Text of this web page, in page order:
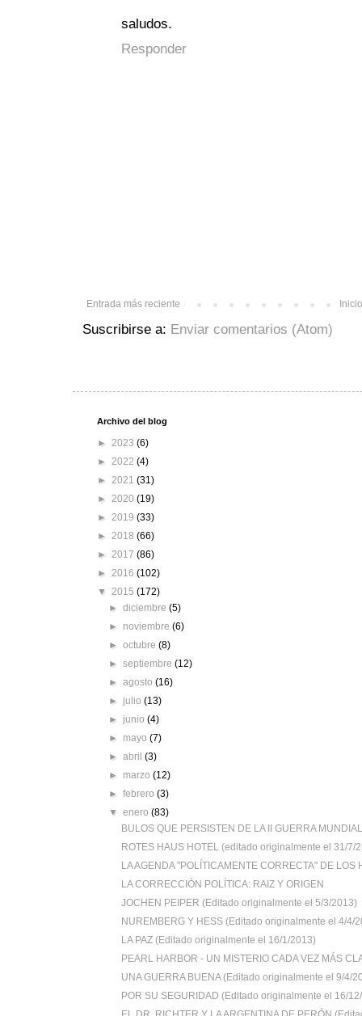
saludos.
Responder
Entrada más reciente Inicio
Suscribirse a: Enviar comentarios (Atom)
Archivo del blog
► 2023 (6)
► 2022 (4)
► 2021 (31)
► 2020 (19)
► 2019 (33)
► 2018 (66)
► 2017 (86)
► 2016 (102)
▼ 2015 (172)
►diciembre(5)
► noviembre(6)
►octubre(8)
►septiembre(12)
►agosto(16)
► julio(13)
► junio(4)
► mayo(7)
►abril(3)
► marzo(12)
►febrero(3)
▼enero(83)
BULOS QUE PERSISTEN DE LA II GUERRA
ROTES HAUS HOTEL (editado originalmente el 31/7/
LA AGENDA "POLÍTICAMENTE CORRECTA" DE LOS
LA CORRECCIÓN POLÍTICA: RAIZ Y ORIGEN
JOCHEN PEIPER (Editado originalmente el 5/3/2013)
NUREMBERG Y HESS (Editado originalmente el 4/4/
LA PAZ (Editado originalmente el 16/1/2013)
PEARL HARBOR - UN MISTERIO CADA VEZ MÁS
UNA GUERRA BUENA (Editado originalmente el 9/4/
POR SU SEGURIDAD (Editado originalmente el 16/